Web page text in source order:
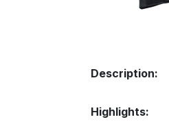
Description:
Highlights: